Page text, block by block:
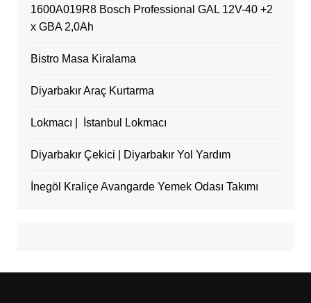
1600A019R8 Bosch Professional GAL 12V-40 +2
x GBA 2,0Ah
Bistro Masa Kiralama
Diyarbakır Araç Kurtarma
Lokmacı | İstanbul Lokmacı
Diyarbakır Çekici | Diyarbakır Yol Yardım
İnegöl Kraliçe Avangarde Yemek Odası Takımı